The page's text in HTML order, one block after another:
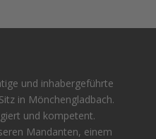
und inhabergeführte
in Mönchengladbach.
und kompetent.
Mandanten, einem